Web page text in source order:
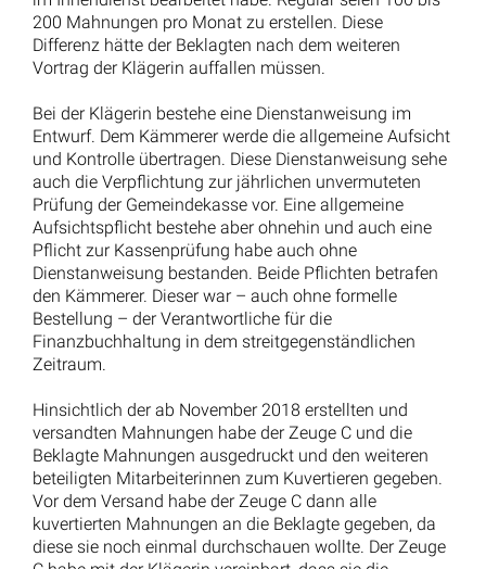
Etwas anderes ergibt sich auch nicht daraus, dass
nach dem Vortrag der Klägerin die Beklagte von
Kolleginnen darauf aufmerksam gemacht wurde, dass
zu wenig gemahnt wurde. Unstreitig hat alleine die
Beklagte die offenen Forderungen bearbeitet. Warum
also Kolleginnen erkennen konnten, dass zu wenig
gemahnt wird, erläutert die Beklagte nicht. Und die
Beklagte musste aus den oberhalb dargestellten
Gründen auch nicht davon ausgehen, dass sie zu
wenig mahnt.
2.
Hinsichtlich der am 31.12.2018 verjährten Forderungen
kann dahin stehen, ob die Beklagte arbeitsvertragliche
Pflichten verletzt hat. Die Klägerin behauptet, die
tragen, dass alle ausgedruckten und kuvertierten
Mahnungen in die Poststelle gebracht bzw. frankiert
werden. Den Vortrag der Klägerin als wahr unterstellt,
hätte die Beklagte ihre arbeitsvertraglichen Pflichten
verletzt, indem 150 bereits kuvertierte Mahnungen
nicht in die Poststelle gelangten, nicht frankiert und
somit auch nicht versandt wurden.